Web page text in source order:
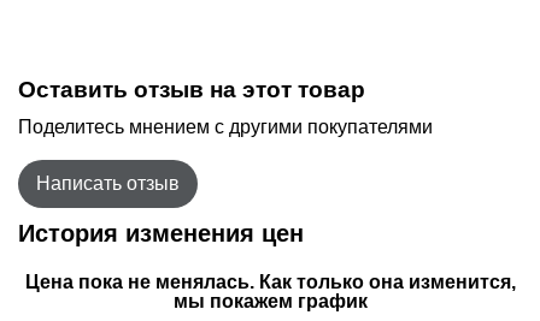
Оставить отзыв на этот товар
Поделитесь мнением с другими покупателями
Написать отзыв
История изменения цен
Цена пока не менялась. Как только она изменится,
мы покажем график